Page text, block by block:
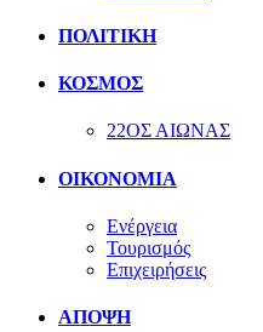
ΠΟΛΙΤΙΚΗ
ΚΟΣΜΟΣ
22ΟΣ ΑΙΩΝΑΣ
ΟΙΚΟΝΟΜΙΑ
Ενέργεια
Τουρισμός
Επιχειρήσεις
ΑΠΟΨΗ